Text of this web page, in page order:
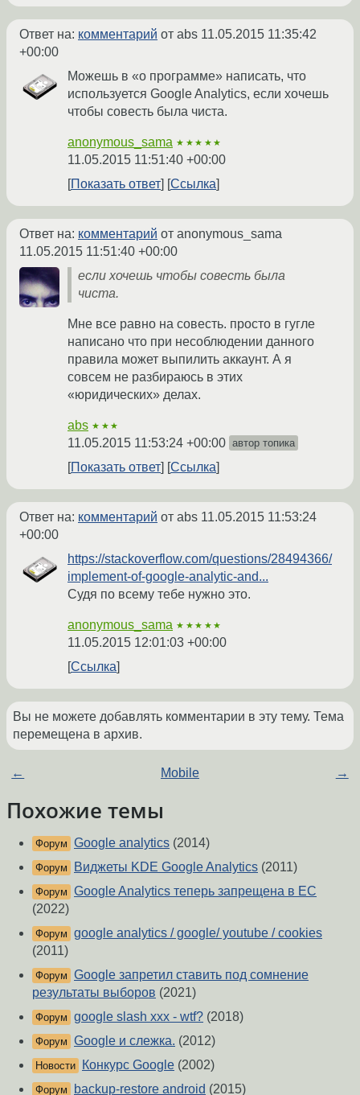
Ответ на: комментарий от abs 11.05.2015 11:35:42
+00:00
Можешь в «о программе» написать, что
используется Google Analytics, если хочешь
чтобы совесть была чиста.
anonymous_sama ★★★★★
11.05.2015 11:51:40 +00:00
Показать ответ
Ссылка
Ответ на: комментарий от anonymous_sama
11.05.2015 11:51:40 +00:00
если хочешь чтобы совесть была
чиста.
Мне все равно на совесть. просто в гугле
написано что при несоблюдении данного
правила может выпилить аккаунт. А я
совсем не разбираюсь в этих
«юридических» делах.
abs ★★★
11.05.2015 11:53:24 +00:00 автор топика
Показать ответ Ссылка
Ответ на: комментарий от abs 11.05.2015 11:53:24
+00:00
https://stackoverflow.com/questions/28494366/
implement-of-google-analytic-and...
Судя по всему тебе нужно это.
anonymous_sama ★★★★★
11.05.2015 12:01:03 +00:00
Ссылка
Вы не можете добавлять комментарии в эту тему. Тема
перемещена в архив.
← Mobile →
Похожие темы
Форум Google analytics (2014)
Форум Виджеты KDE Google Analytics (2011)
Форум Google Analytics теперь запрещена в ЕС
(2022)
Форум google analytics / google/ youtube / cookies
(2011)
Форум Google запретил ставить под сомнение
результаты выборов (2021)
Форум google slash xxx - wtf? (2018)
Форум Google и слежка. (2012)
Новости Конкурс Google (2002)
Форум backup-restore android (2015)